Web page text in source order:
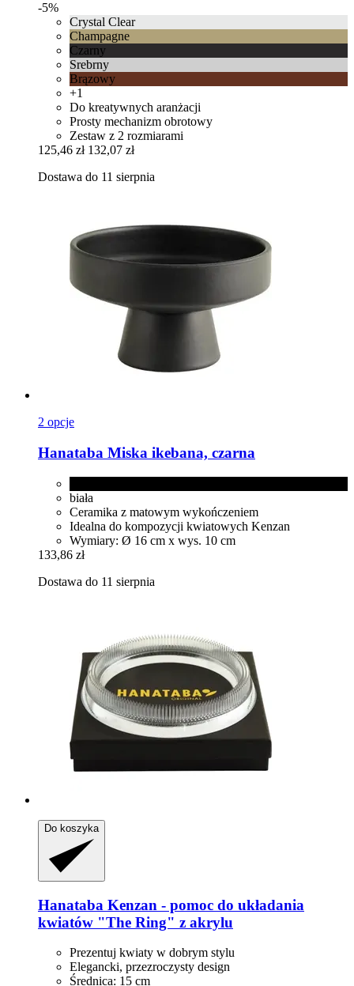
-5%
Crystal Clear
Champagne
Czarny
Srebrny
Brązowy
+1
Do kreatywnych aranżacji
Prosty mechanizm obrotowy
Zestaw z 2 rozmiarami
125,46 zł 132,07 zł
Dostawa do 11 sierpnia
2 opcje
Hanataba Miska ikebana, czarna
biała
Ceramika z matowym wykończeniem
Idealna do kompozycji kwiatowych Kenzan
Wymiary: Ø 16 cm x wys. 10 cm
133,86 zł
Dostawa do 11 sierpnia
Do koszyka
Hanataba Kenzan -​ pomoc do układania
kwiatów "The Ring" z akrylu
Prezentuj kwiaty w dobrym stylu
Elegancki, przezroczysty design
Średnica: 15 cm